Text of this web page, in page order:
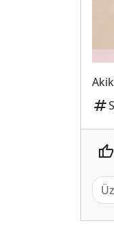
tag
thumb_up